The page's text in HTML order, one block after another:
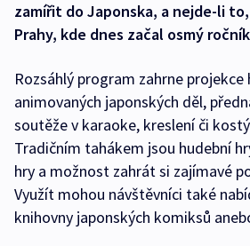
zamířit do Japonska, a nejde-li
Prahy, kde dnes začal osmý
Rozsáhlý program zahrne
animovaných japonských děl,
soutěže v karaoke, kreslení či
Tradičním tahákem jsou hudební
hry a možnost zahrát si zajímavé
Využít mohou návštěvníci také
knihovny japonských komiksů